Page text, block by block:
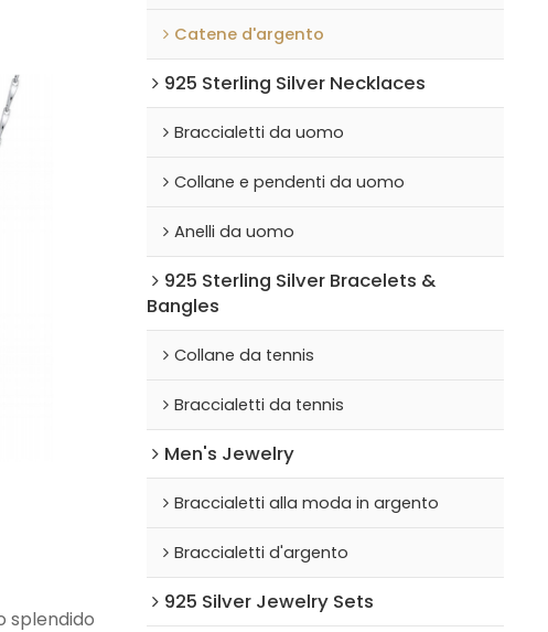
splendido
Catene d'argento
925 Sterling Silver Necklaces
Braccialetti da uomo
Collane e pendenti da uomo
Anelli da uomo
925 Sterling Silver Bracelets &
Bangles
Collane da tennis
Braccialetti da tennis
Men's Jewelry
Braccialetti alla moda in argento
Braccialetti d'argento
925 Silver Jewelry Sets